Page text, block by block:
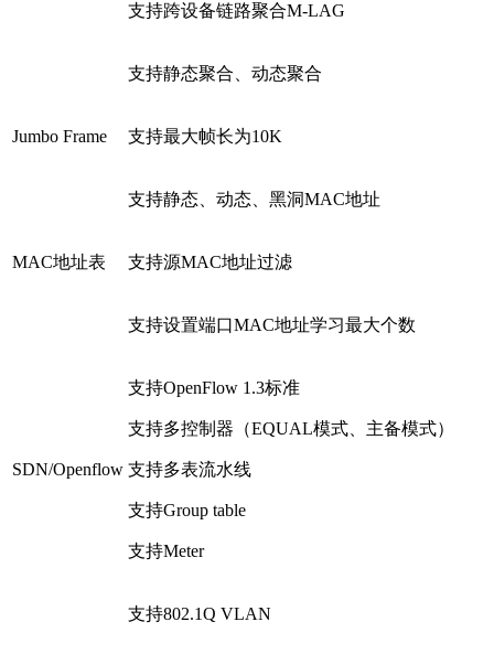
支持跨设备链路聚合M-LAG
支持静态聚合、动态聚合
Jumbo Frame 支持最大帧长为10K
MAC地址表
支持静态、动态、黑洞MAC地址
支持源MAC地址过滤
支持设置端口MAC地址学习最大个数
SDN/Openflow
支持OpenFlow 1.3标准
支持多控制器（EQUAL模式、主备模式）
支持多表流水线
支持Group table
支持Meter
支持802.1Q VLAN